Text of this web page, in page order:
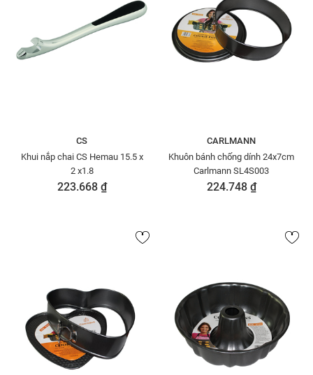
CS
Khui nắp chai CS Hemau 15.5 x
2 x1.8
223.668 ₫
CARLMANN
Khuôn bánh chống dính 24x7cm
Carlmann SL4S003
224.748 ₫